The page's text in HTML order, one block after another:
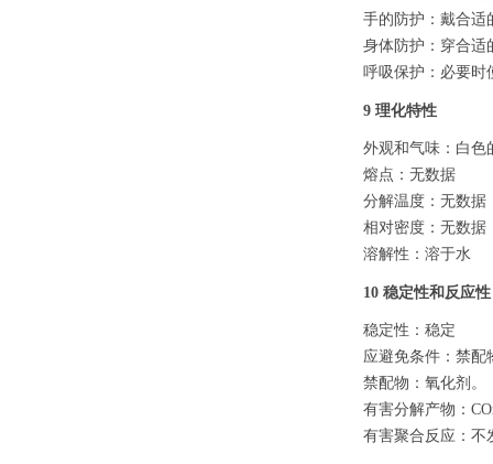
手的防护：戴合适
身体防护：穿合适
呼吸保护：必要时
9 理化特性
外观和气味：白色
熔点：无数据
分解温度：无数据
相对密度：无数据
溶解性：溶于水
10 稳定性和反应性
稳定性：稳定
应避免条件：禁配
禁配物：氧化剂。
有害分解产物：
有害聚合反应：不